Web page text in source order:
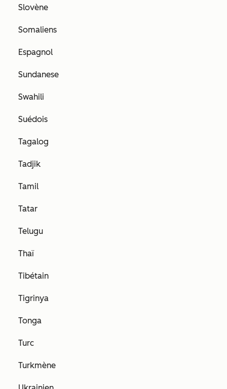
Slovène
Somaliens
Espagnol
Sundanese
Swahili
Suédois
Tagalog
Tadjik
Tamil
Tatar
Telugu
Thaï
Tibétain
Tigrinya
Tonga
Turc
Turkmène